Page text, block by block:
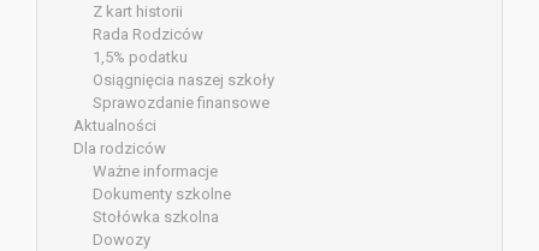
Z kart historii
Rada Rodziców
1,5% podatku
Osiągnięcia naszej szkoły
Sprawozdanie finansowe
Aktualności
Dla rodziców
Ważne informacje
Dokumenty szkolne
Stołówka szkolna
Dowozy